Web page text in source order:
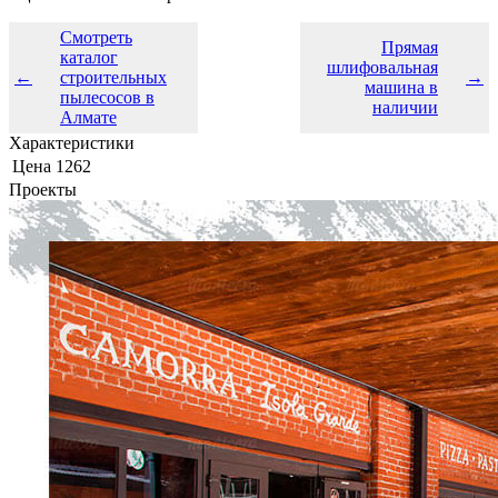
←
Смотреть
каталог
строительных
пылесосов в
Алмате
Прямая
шлифовальная
машина в
наличии
→
Характеристики
Цена 1262
Проекты